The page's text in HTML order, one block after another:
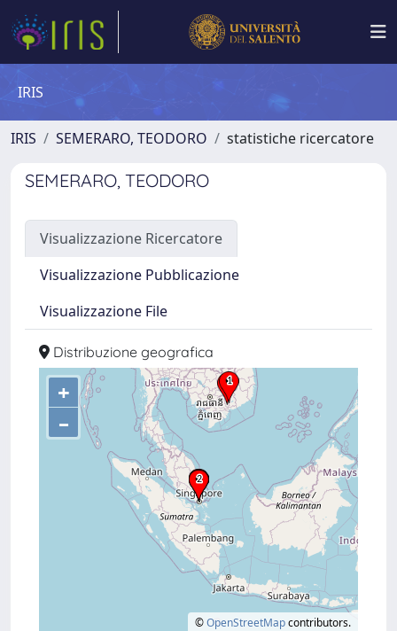
IRIS
IRIS SEMERARO, TEODORO statistiche ricercatore
SEMERARO, TEODORO
Visualizzazione Ricercatore
Visualizzazione Pubblicazione
Visualizzazione File
Distribuzione geografica
+
–
©OpenStreetMapcontributors.